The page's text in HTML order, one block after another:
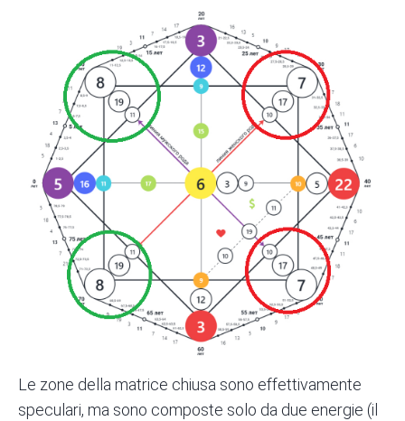
Le zone della matrice chiusa sono effettivamente
speculari, ma sono composte solo da due energie (il